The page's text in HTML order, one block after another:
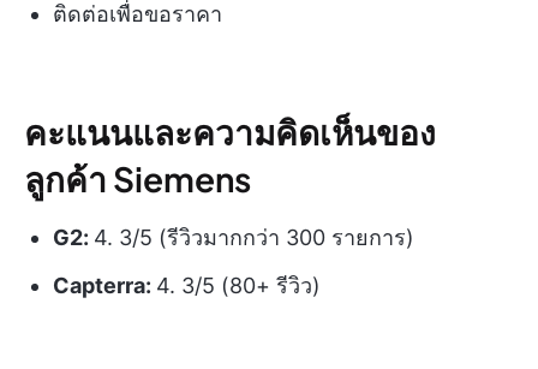
ติดต่อเพื่อขอราคา
คะแนนและความคิดเห็นของ
ลูกค้า Siemens
G2: 4. 3/5 (รีวิวมากกว่า 300 รายการ)
Capterra: 4. 3/5 (80+ รีวิว)